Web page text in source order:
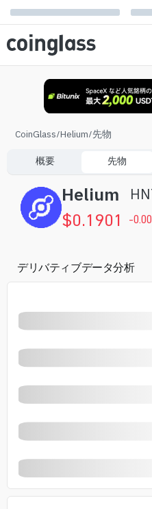
CoinGlass/Helium/先物
概要 先物
Helium
$0.1901 -
デリバティブデータ分析